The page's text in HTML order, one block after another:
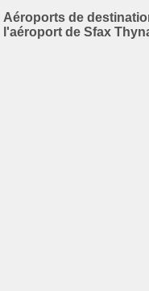
Aéroports de
l'aéroport de Sfax